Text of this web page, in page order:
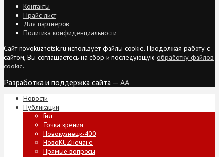
Контакты
Прайс-лист
Для партнеров
Политика конфиденциальности
Сайт novokuznetsk.ru использует файлы cookie. Продолжая работу с
сайтом, Вы соглашаетесь на сбор и последующую обработку файлов
cookie.
Разработка и поддержка сайта — AA
Новости
Публикации
Гид
Точка зрения
Новокузнецк-400
НовоKUZнечане
Прямые вопросы